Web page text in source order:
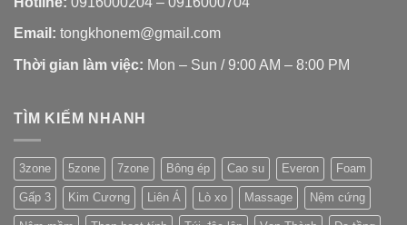
Email: tongkhonem@gmail.com
Thời gian làm việc: Mon – Sun / 9:00 AM – 8:00 PM
TÌM KIẾM NHANH
3zone 5zone 7zone Bông ép Cao su Everon Foam
Gấp 3 Kim Cương Liên Á Lò xo Massage Nệm cứng